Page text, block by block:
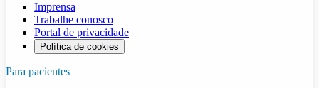
Imprensa
Trabalhe conosco
Portal de privacidade
Política de cookies
Para pacientes